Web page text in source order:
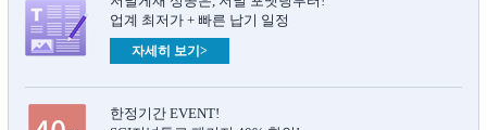
업계 최저가 + 빠른 납기 일정
자세히 보기>
한정기간 EVENT!